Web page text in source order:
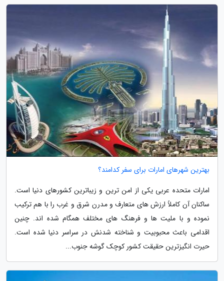
بهترین شهرهای امارات برای سفر کدامند؟
امارات متحده عربی یکی از امن ترین و زیباترین کشورهای دنیا است.
ساکنان آن کاملاً ارزش های متعارف و مدرن شرق و غرب را با هم ترکیب
نموده و با ملیت ها و فرهنگ های مختلف همگام شده اند. چنین
اقدامی باعث محبوبیت و شناخته شدنش در سراسر دنیا شده است.
حیرت انگیزترین حقیقت کشور کوچک گوشه جنوب...